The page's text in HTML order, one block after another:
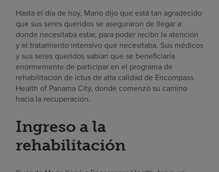
Hasta el día de hoy, Mario dijo que está tan agradecido
que sus seres queridos se aseguraron de llegar a
donde necesitaba estar, para poder recibir la atención
y el tratamiento intensivo que necesitaba. Sus médicos
y sus seres queridos sabían que se beneficiaría
enormemente de participar en el programa de
rehabilitación de ictus de alta calidad de Encompass
Health of Panama City, donde comenzó su camino
hacia la recuperación.
Ingreso a la
rehabilitación